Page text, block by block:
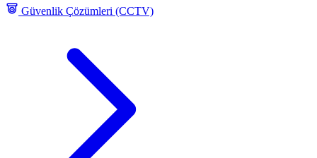
Güvenlik Çözümleri (CCTV)